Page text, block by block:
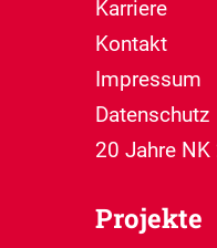
Karriere
Kontakt
Impressum
Datenschutz
20 Jahre NK
Projekte